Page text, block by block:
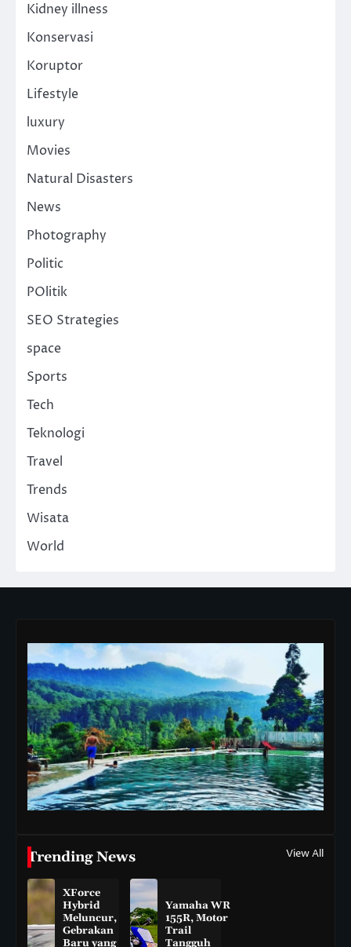
Kidney illness
Konservasi
Koruptor
Lifestyle
luxury
Movies
Natural Disasters
News
Photography
Politic
POlitik
SEO Strategies
space
Sports
Tech
Teknologi
Travel
Trends
Wisata
World
Trending News View All
XForce
Hybrid
Meluncur,
Gebrakan
Baru yang
Yamaha WR
155R, Motor
Trail
Tangguh